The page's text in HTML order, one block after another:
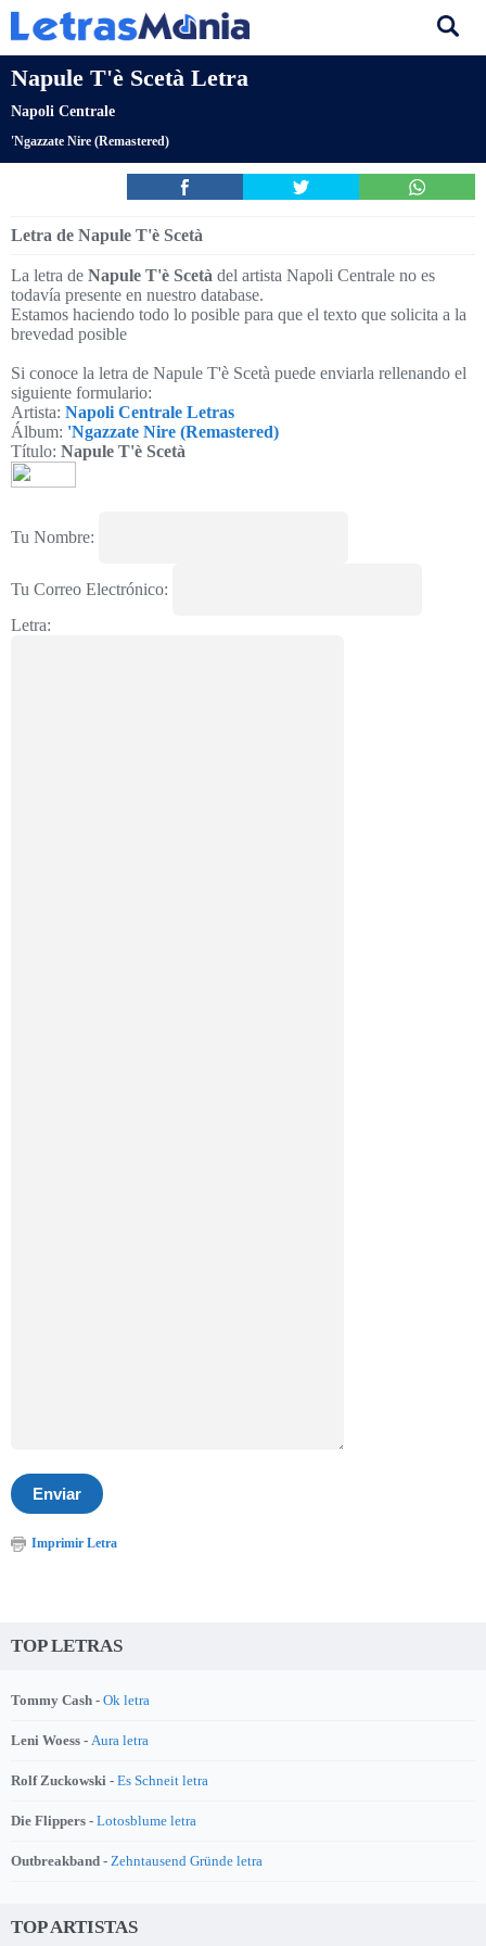
Napule T'è Scetà Letra
Napoli Centrale
'Ngazzate Nire (Remastered)
Letra de Napule T'è Scetà
La letra de Napule T'è Scetà del artista Napoli Centrale no es
todavía presente en nuestro database.
Estamos haciendo todo lo posible para que el texto que solicita a la
brevedad posible
Si conoce la letra de Napule T'è Scetà puede enviarla rellenando el
siguiente formulario:
Artista: Napoli Centrale Letras
Álbum: 'Ngazzate Nire (Remastered)
Título: Napule T'è Scetà
Tu Nombre:
Tu Correo Electrónico:
Letra:
Imprimir Letra
TOP LETRAS
Tommy Cash - Ok letra
Leni Woess - Aura letra
Rolf Zuckowski - Es Schneit letra
Die Flippers - Lotosblume letra
Outbreakband - Zehntausend Gründe letra
TOP ARTISTAS